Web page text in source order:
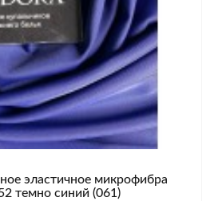
эластичное микрофибра
темно синий (061)